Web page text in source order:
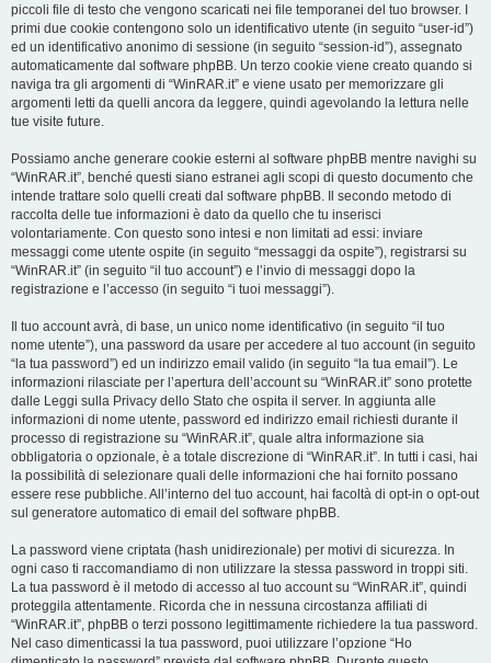
piccoli file di testo che vengono scaricati nei file temporanei del tuo browser. I
primi due cookie contengono solo un identificativo utente (in seguito “user-id”)
ed un identificativo anonimo di sessione (in seguito “session-id”), assegnato
automaticamente dal software phpBB. Un terzo cookie viene creato quando si
naviga tra gli argomenti di “WinRAR.it” e viene usato per memorizzare gli
argomenti letti da quelli ancora da leggere, quindi agevolando la lettura nelle
tue visite future.
Possiamo anche generare cookie esterni al software phpBB mentre navighi su
“WinRAR.it”, benché questi siano estranei agli scopi di questo documento che
intende trattare solo quelli creati dal software phpBB. Il secondo metodo di
raccolta delle tue informazioni è dato da quello che tu inserisci
volontariamente. Con questo sono intesi e non limitati ad essi: inviare
messaggi come utente ospite (in seguito “messaggi da ospite”), registrarsi su
“WinRAR.it” (in seguito “il tuo account”) e l’invio di messaggi dopo la
registrazione e l’accesso (in seguito “i tuoi messaggi”).
Il tuo account avrà, di base, un unico nome identificativo (in seguito “il tuo
nome utente”), una password da usare per accedere al tuo account (in seguito
“la tua password”) ed un indirizzo email valido (in seguito “la tua email”). Le
informazioni rilasciate per l’apertura dell’account su “WinRAR.it” sono protette
dalle Leggi sulla Privacy dello Stato che ospita il server. In aggiunta alle
informazioni di nome utente, password ed indirizzo email richiesti durante il
processo di registrazione su “WinRAR.it”, quale altra informazione sia
obbligatoria o opzionale, è a totale discrezione di “WinRAR.it”. In tutti i casi, hai
la possibilità di selezionare quali delle informazioni che hai fornito possano
essere rese pubbliche. All’interno del tuo account, hai facoltà di opt-in o opt-out
sul generatore automatico di email del software phpBB.
La password viene criptata (hash unidirezionale) per motivi di sicurezza. In
ogni caso ti raccomandiamo di non utilizzare la stessa password in troppi siti.
La tua password è il metodo di accesso al tuo account su “WinRAR.it”, quindi
proteggila attentamente. Ricorda che in nessuna circostanza affiliati di
“WinRAR.it”, phpBB o terzi possono legittimamente richiedere la tua password.
Nel caso dimenticassi la tua password, puoi utilizzare l’opzione “Ho